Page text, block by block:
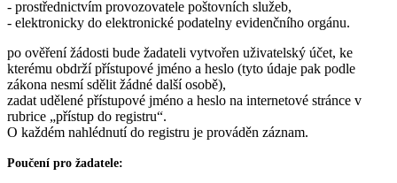
- prostřednictvím provozovatele poštovních služeb,
- elektronicky do elektronické podatelny evidenčního orgánu.
po ověření žádosti bude žadateli vytvořen uživatelský účet, ke
kterému obdrží přístupové jméno a heslo (tyto údaje pak podle
zákona nesmí sdělit žádné další osobě),
zadat udělené přístupové jméno a heslo na internetové stránce v
rubrice „přístup do registru“.
O každém nahlédnutí do registru je prováděn záznam.
Poučení pro žadatele: